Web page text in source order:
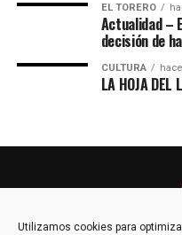
Utilizamos cookies para
EL TORERO
Actualidad –
decisión de
CULTURA
LA HOJA